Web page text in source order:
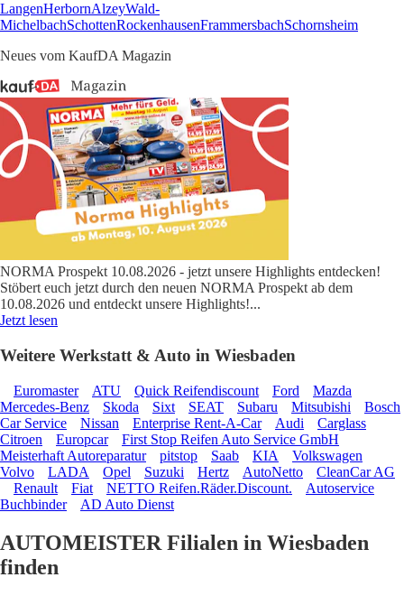
LangenHerbornAlzeyWald-
MichelbachSchottenRockenhausenFrammersbachSchornsheim
Neues vom KaufDA Magazin
NORMA Prospekt 10.08.2026 - jetzt unsere Highlights entdecken!
Stöbert euch jetzt durch den neuen NORMA Prospekt ab dem
10.08.2026 und entdeckt unsere Highlights!...
Jetzt lesen
Weitere Werkstatt & Auto in Wiesbaden
Euromaster ATU Quick Reifendiscount Ford
Mazda
Mercedes-Benz
Skoda Sixt SEAT Subaru Mitsubishi
Bosch
Car Service
Nissan Enterprise Rent-A-Car Audi
Carglass
Citroen
Europcar
First Stop Reifen Auto Service GmbH
Meisterhaft Autoreparatur
pitstop Saab KIA
Volkswagen
Volvo
LADA Opel Suzuki Hertz AutoNetto
CleanCar AG
Renault
Fiat NETTO Reifen.Räder.Discount.
Autoservice
Buchbinder
AD Auto Dienst
AUTOMEISTER Filialen in Wiesbaden
finden